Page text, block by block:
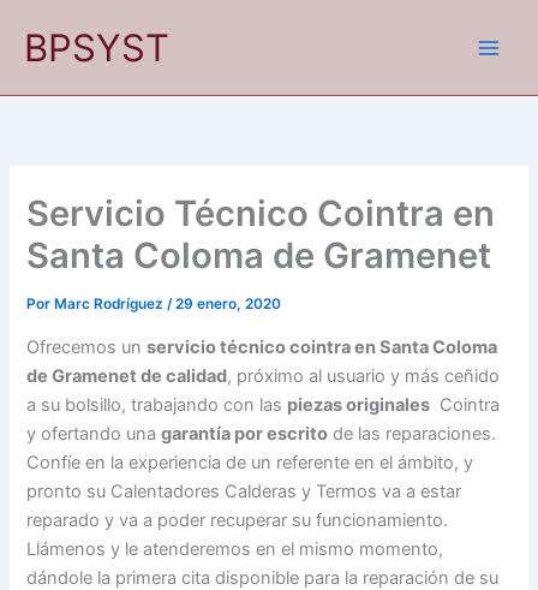
BPSYST
Servicio Técnico Cointra en
Santa Coloma de Gramenet
Por Marc Rodríguez/29 enero, 2020
Ofrecemos unservicio técnico cointra en Santa Coloma
de Gramenet de calidad, próximo al usuario y más ceñido
a su bolsillo, trabajando con las piezas originales Cointra
y ofertando unagarantía por escrito de las reparaciones.
Confíe en la experiencia de un referente en el ámbito, y
pronto su Calentadores Calderas y Termos va a estar
reparado y va a poder recuperar su funcionamiento.
Llámenos y le atenderemos en el mismo momento,
dándole la primera cita disponible para la reparación de su